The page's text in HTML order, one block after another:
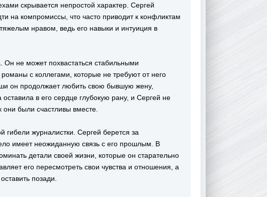
скрывается непростой характер. Сергей
на компромиссы, что часто приводит к конфликтам
нравом, ведь его навыки и интуиция в
Он не может похвастаться стабильными
с коллегами, которые не требуют от него
он продолжает любить свою бывшую жену,
в его сердце глубокую рану, и Сергей не
они были счастливы вместе.
гибели журналистки. Сергей берется за
имеет неожиданную связь с его прошлым. В
детали своей жизни, которые он старательно
его пересмотреть свои чувства и отношения, а
позади.